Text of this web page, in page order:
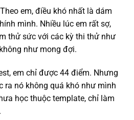
em, điều khó nhất là dám
mình. Nhiều lúc em rất sợ,
thử sức với các kỳ thi thử như
như mong đợi.
em chỉ được 44 điểm. Nhưng
ra nó không quá khó như mình
học thuộc template, chỉ làm